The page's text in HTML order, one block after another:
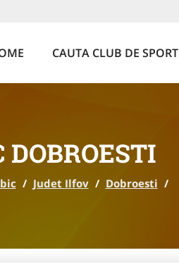
CAUTA CLUB DE SPORT
DOBROESTI
/ Judet Ilfov / Dobroesti /